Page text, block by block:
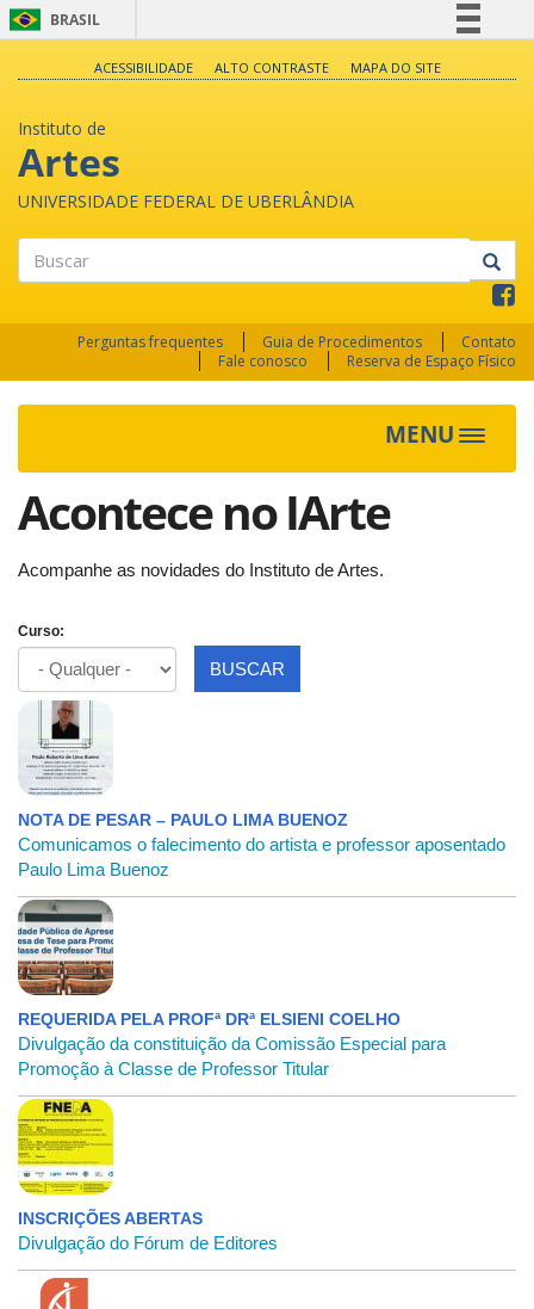
BRASIL
Legislação
Canais
ACESSIBILIDADE ALTO CONTRASTE MAPA DO SITE
Instituto de
Artes
UNIVERSIDADE FEDERAL DE UBERLÂNDIA
Perguntas frequentes Guia de Procedimentos
Contato
Fale conosco
Reserva de Espaço Físico
MENU
Toggle
Acontece no IArte
Acompanhe as novidades do Instituto de Artes.
Curso:
BUSCAR
NOTA DE PESAR – PAULO LIMA BUENOZ
Comunicamos o falecimento do artista e professor aposentado
Paulo Lima Buenoz
REQUERIDA PELA PROFª DRª ELSIENI COELHO
Divulgação da constituição da Comissão Especial para
Promoção à Classe de Professor Titular
INSCRIÇÕES ABERTAS
Divulgação do Fórum de Editores